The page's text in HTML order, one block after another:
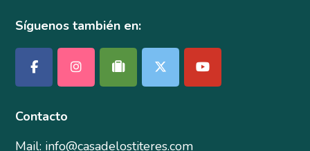
Síguenos también en:
Contacto
Mail: info@casadelostiteres.com